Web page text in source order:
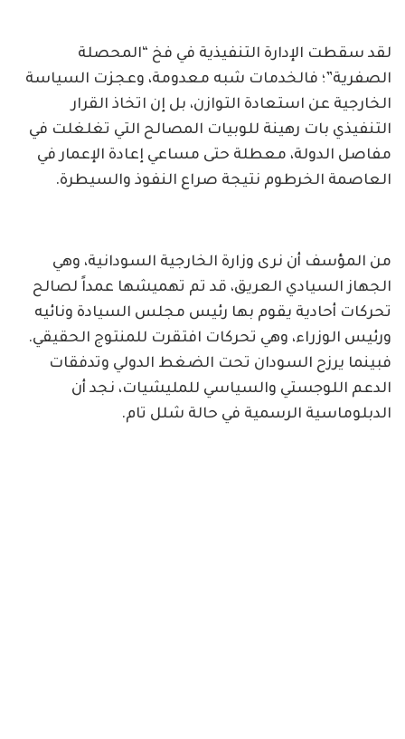
لقد سقطت الإدارة التنفيذية في فخ “المحصلة
الصفرية”؛ فالخدمات شبه معدومة، وعجزت السياسة
الخارجية عن استعادة التوازن، بل إن اتخاذ القرار
التنفيذي بات رهينة للوبيات المصالح التي تغلغلت في
مفاصل الدولة، معطلة حتى مساعي إعادة الإعمار في
العاصمة الخرطوم نتيجة صراع النفوذ والسيطرة.
من المؤسف أن نرى وزارة الخارجية السودانية، وهي
الجهاز السيادي العريق، قد تم تهميشها عمداً لصالح
تحركات أحادية يقوم بها رئيس مجلس السيادة ونائيه
ورئيس الوزراء، وهي تحركات افتقرت للمنتوج الحقيقي.
فبينما يرزح السودان تحت الضغط الدولي وتدفقات
الدعم اللوجستي والسياسي للمليشيات، نجد أن
الدبلوماسية الرسمية في حالة شلل تام.